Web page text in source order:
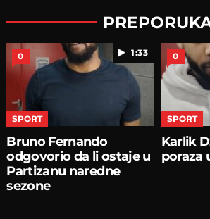
1:33
0
SPORT
Bruno Fernando
odgovorio da li ostaje u
Partizanu naredne
sezone
0
SPORT
Karlik
poraza